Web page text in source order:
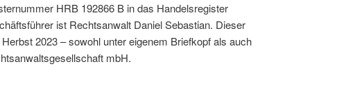
HRB 192866 B in das Handelsregister
ist Rechtsanwalt Daniel Sebastian. Dieser
2023 – sowohl unter eigenem Briefkopf als auch
mbH.